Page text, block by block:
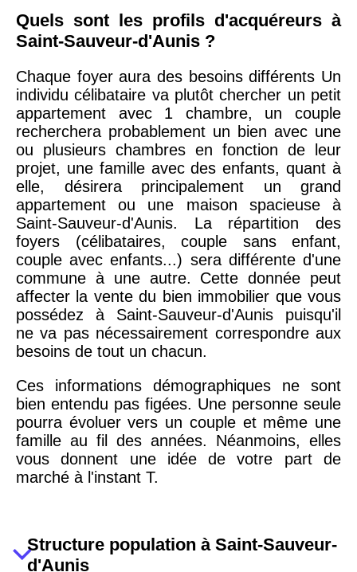
Quels sont les profils d'acquéreurs à
Saint-Sauveur-d'Aunis ?
Chaque foyer aura des besoins différents Un
individu célibataire va plutôt chercher un petit
appartement avec 1 chambre, un couple
recherchera probablement un bien avec une
ou plusieurs chambres en fonction de leur
projet, une famille avec des enfants, quant à
elle, désirera principalement un grand
appartement ou une maison spacieuse à
Saint-Sauveur-d'Aunis. La répartition des
foyers (célibataires, couple sans enfant,
couple avec enfants...) sera différente d'une
commune à une autre. Cette donnée peut
affecter la vente du bien immobilier que vous
possédez à Saint-Sauveur-d'Aunis puisqu'il
ne va pas nécessairement correspondre aux
besoins de tout un chacun.
Ces informations démographiques ne sont
bien entendu pas figées. Une personne seule
pourra évoluer vers un couple et même une
famille au fil des années. Néanmoins, elles
vous donnent une idée de votre part de
marché à l'instant T.
Structure population à Saint-Sauveur-
d'Aunis